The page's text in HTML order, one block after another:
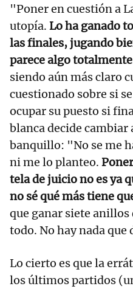
"Poner en cuestión a
utopía. Lo ha ganado
las finales, jugando
parece algo
siendo aún más claro
cuestionado sobre si
ocupar su puesto si
blanca decide
banquillo: "No se me
ni me lo planteo.
tela de juicio no es ya
no sé qué más tiene
que ganar siete anillos
todo. No hay nada
Lo cierto es que la
los últimos partidos